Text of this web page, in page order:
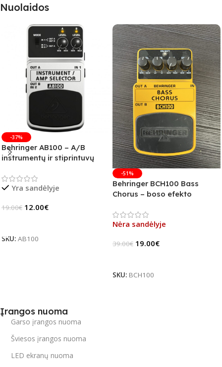
Nuolaidos
-37%
Behringer AB100 – A/B
instrumentų ir stiprintuvų
Yra sandėlyje
19.00€ 12.00€
SKU: AB100
-51%
Behringer BCH100 Bass
Chorus – boso efekto
Nėra sandėlyje
39.00€ 19.00€
SKU: BCH100
Įrangos nuoma
Garso įrangos nuoma
Šviesos įrangos nuoma
LED ekranų nuoma